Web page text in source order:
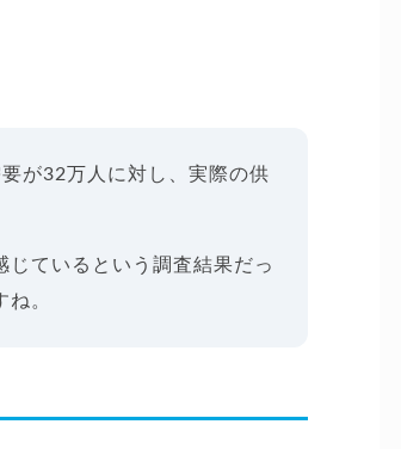
が32万人に対し、実際の供
ているという調査結果だっ
。